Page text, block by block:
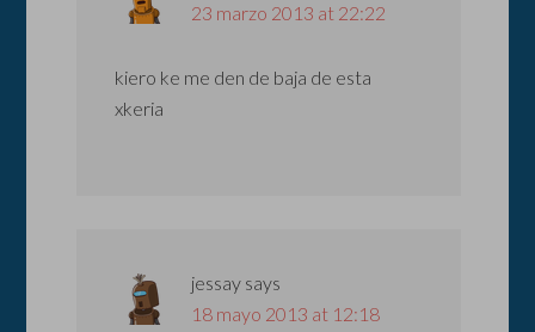
23 marzo 2013 at 22:22
kiero ke me den de baja de esta
xkeria
jessay says
18 mayo 2013 at 12:18